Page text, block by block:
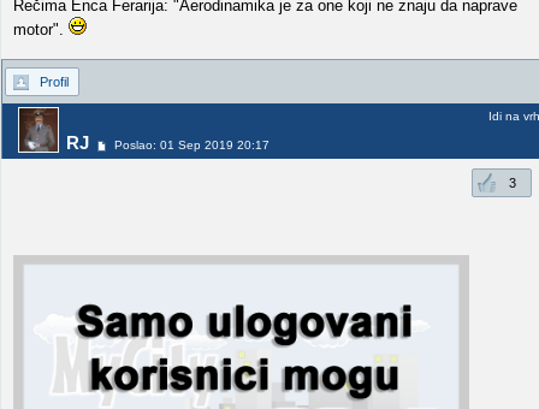
Rečima Enca Ferarija: "Aerodinamika je za one koji ne znaju da naprave
motor".
Profil
RJ Poslao: 01 Sep 2019 20:17
Idi na vrh
3